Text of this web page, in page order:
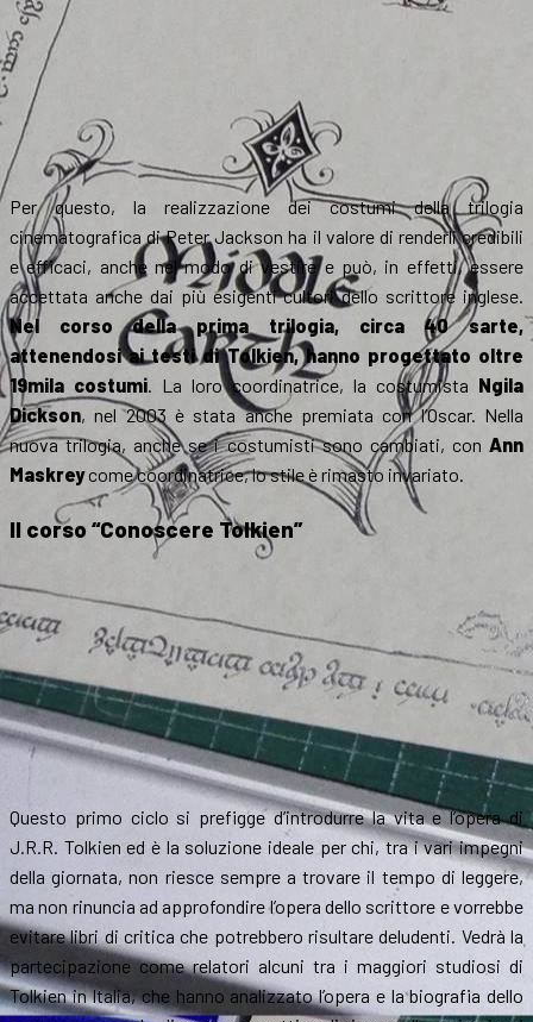
Per questo, la realizzazione dei costumi della trilogia
cinematografica di Peter Jackson ha il valore di renderli credibili
e efficaci, anche nel modo di vestire e può, in effetti, essere
accettata anche dai più esigenti cultori dello scrittore inglese.
Nel corso della prima trilogia, circa 40 sarte,
attenendosi ai testi di Tolkien, hanno progettato oltre
19mila costumi. La loro coordinatrice, la costumista Ngila
Dickson, nel 2003 è stata anche premiata con l’Oscar. Nella
nuova trilogia, anche se i costumisti sono cambiati, con Ann
Maskreycome coordinatrice, lo stile è rimasto invariato.
Il corso “Conoscere Tolkien”
Questo primo ciclo si prefigge d’introdurre la vita e l’opera di
J.R.R. Tolkien ed è la soluzione ideale per chi, tra i vari impegni
della giornata, non riesce sempre a trovare il tempo di leggere,
ma non rinuncia ad approfondire l’opera dello scrittore e vorrebbe
evitare libri di critica che potrebbero risultare deludenti. Vedrà la
partecipazione come relatori alcuni tra i maggiori studiosi di
Tolkien in Italia, che hanno analizzato l’opera e la biografia dello